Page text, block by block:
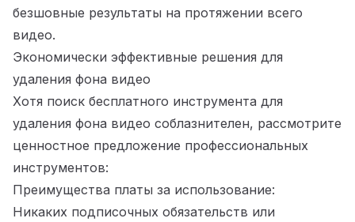
безшовные результаты на протяжении всего
видео.
Экономически эффективные решения для
удаления фона видео
Хотя поиск бесплатного инструмента для
удаления фона видео соблазнителен, рассмотрите
ценностное предложение профессиональных
инструментов:
Преимущества платы за использование:
Никаких подписочных обязательств или